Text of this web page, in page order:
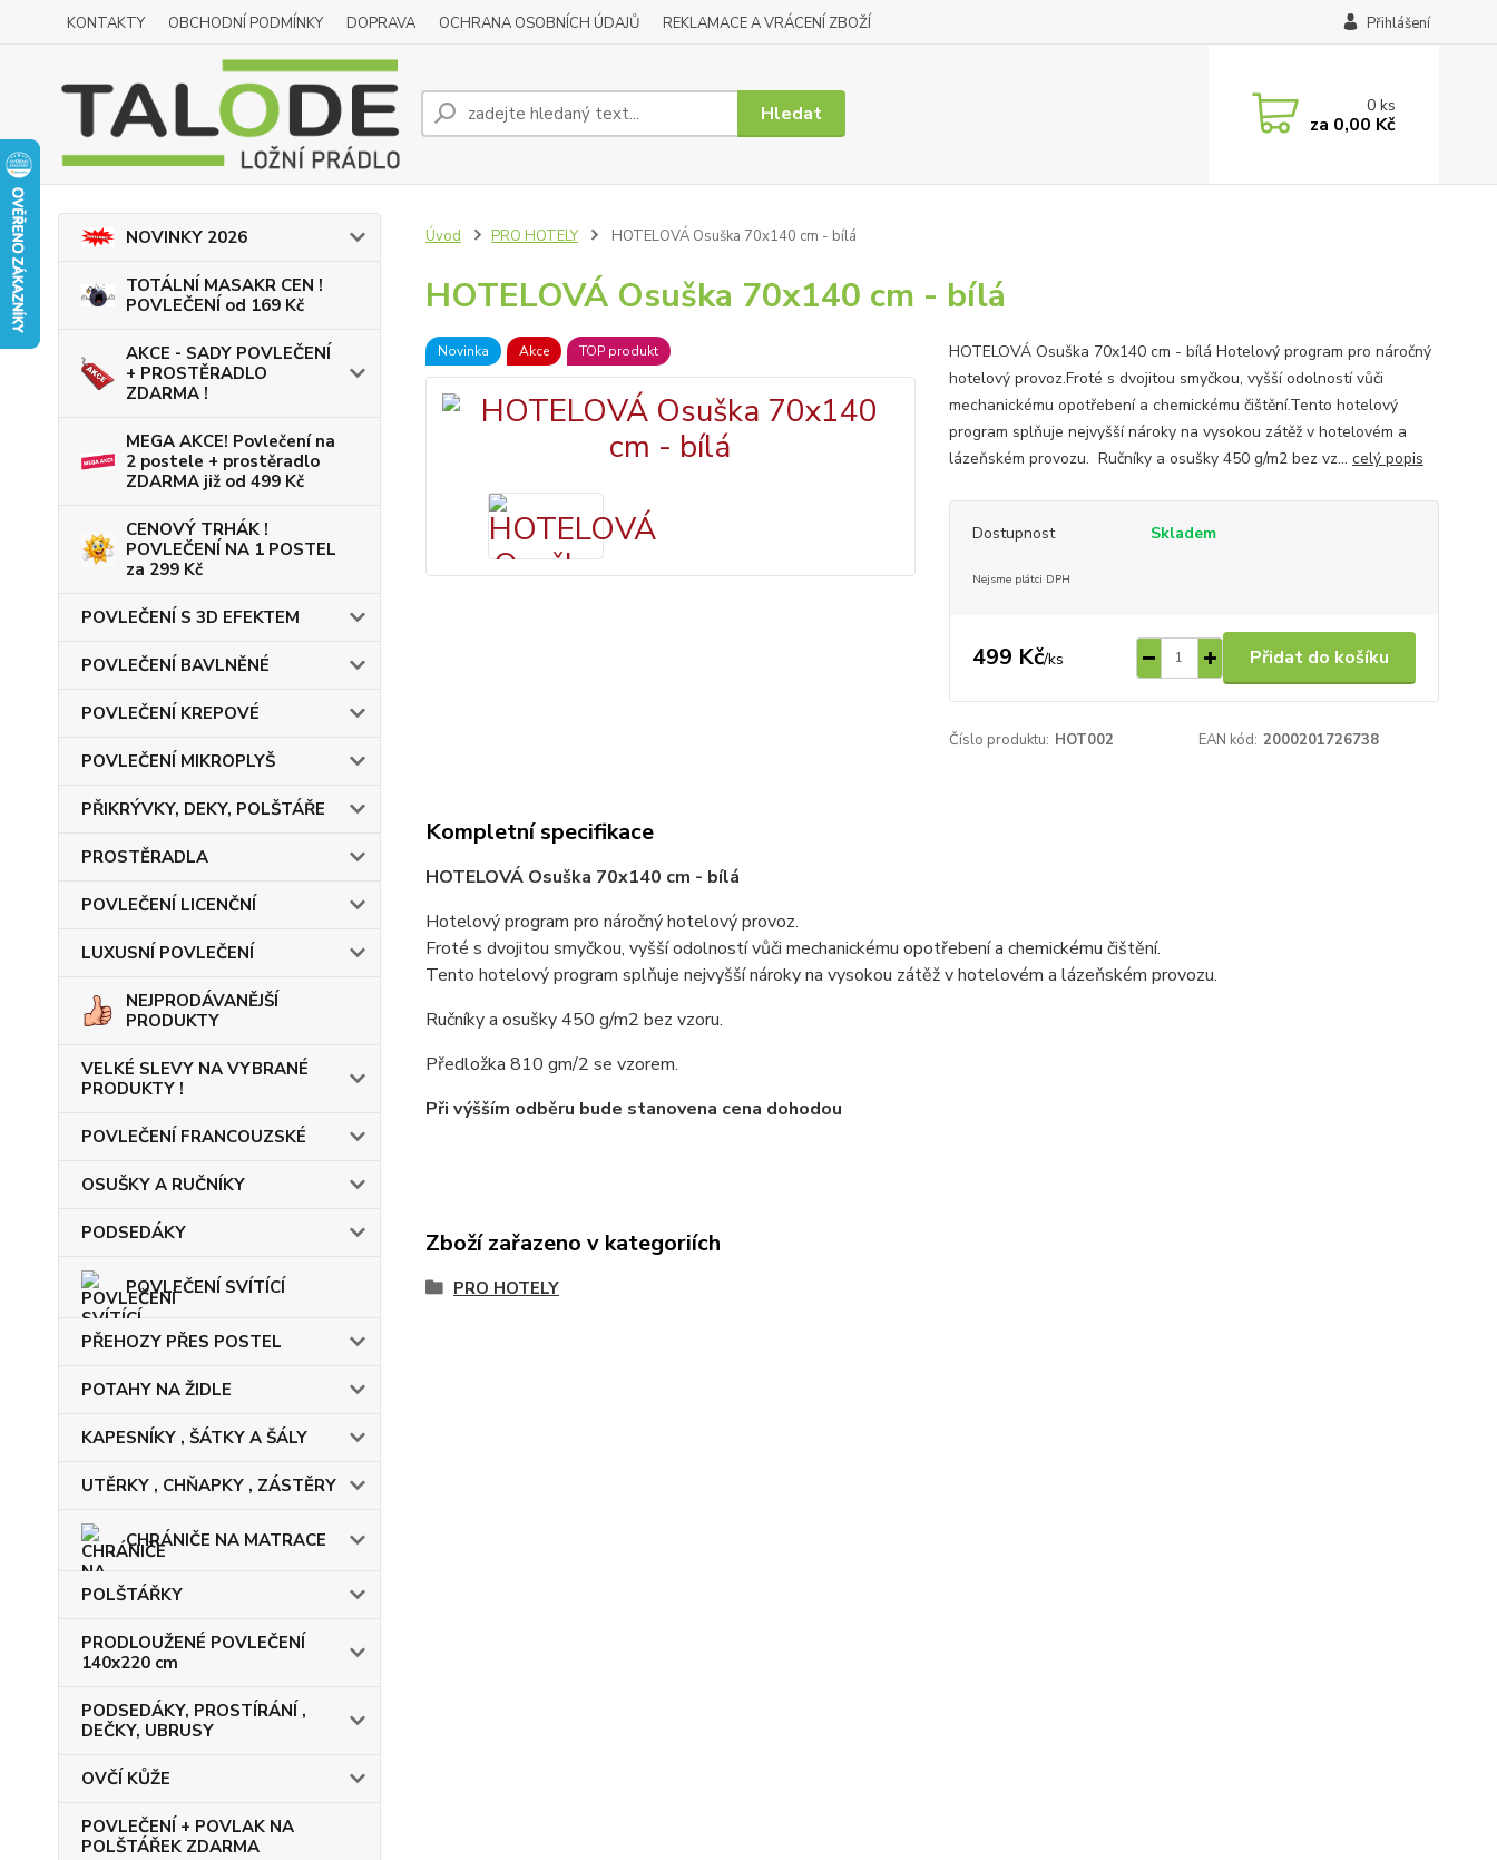
KONTAKTY OBCHODNÍ PODMÍNKY DOPRAVA OCHRANA OSOBNÍCH ÚDAJŮ REKLAMACE A VRÁCENÍ ZBOŽÍ Přihlášení
Hledat 0ks
za 0,00 Kč
NOVINKY 2026
TOTÁLNÍ MASAKR CEN !
POVLEČENÍ od 169 Kč
AKCE - SADY POVLEČENÍ
+ PROSTĚRADLO
ZDARMA !
MEGA AKCE! Povlečení na
2 postele + prostěradlo
ZDARMA již od 499 Kč
CENOVÝ TRHÁK !
POVLEČENÍ NA 1 POSTEL
za 299 Kč
POVLEČENÍ S 3D EFEKTEM
POVLEČENÍ BAVLNĚNÉ
POVLEČENÍ KREPOVÉ
POVLEČENÍ MIKROPLYŠ
PŘIKRÝVKY, DEKY, POLŠTÁŘE
PROSTĚRADLA
POVLEČENÍ LICENČNÍ
LUXUSNÍ POVLEČENÍ
NEJPRODÁVANĚJŠÍ
PRODUKTY
VELKÉ SLEVY NA VYBRANÉ
PRODUKTY !
POVLEČENÍ FRANCOUZSKÉ
OSUŠKY A RUČNÍKY
PODSEDÁKY
POVLEČENÍ SVÍTÍCÍ
PŘEHOZY PŘES POSTEL
POTAHY NA ŽIDLE
KAPESNÍKY , ŠÁTKY A ŠÁLY
UTĚRKY , CHŇAPKY , ZÁSTĚRY
CHRÁNIČE NA MATRACE
POLŠTÁŘKY
PRODLOUŽENÉ POVLEČENÍ
140x220 cm
PODSEDÁKY, PROSTÍRÁNÍ ,
DEČKY, UBRUSY
OVČÍ KŮŽE
POVLEČENÍ + POVLAK NA
POLŠTÁŘEK ZDARMA
Úvod PRO HOTELY HOTELOVÁ Osuška 70x140 cm - bílá
HOTELOVÁ Osuška 70x140 cm - bílá
Novinka Akce TOP produkt
HOTELOVÁ Osuška 70x140 cm - bílá Hotelový program pro náročný
hotelový provoz.Froté s dvojitou smyčkou, vyšší odolností vůči
mechanickému opotřebení a chemickému čištění.Tento hotelový
program splňuje nejvyšší nároky na vysokou zátěž v hotelovém a
lázeňském provozu. Ručníky a osušky 450 g/m2 bez vz... celý popis
Dostupnost Skladem
Nejsme plátci DPH
499 Kč/ks Přidat do košíku
Číslo produktu: HOT002 EAN kód: 2000201726738
Kompletní specifikace
HOTELOVÁ Osuška 70x140 cm - bílá
Hotelový program pro náročný hotelový provoz.
Froté s dvojitou smyčkou, vyšší odolností vůči mechanickému opotřebení a chemickému čištění.
Tento hotelový program splňuje nejvyšší nároky na vysokou zátěž v hotelovém a lázeňském provozu.
Ručníky a osušky 450 g/m2 bez vzoru.
Předložka 810 gm/2 se vzorem.
Při výšším odběru bude stanovena cena dohodou
Zboží zařazeno v kategoriích
PRO HOTELY